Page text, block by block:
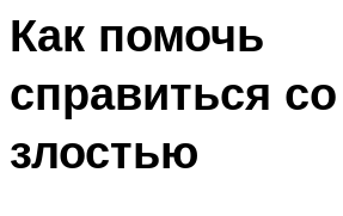
Как помочь
справиться со
злостью